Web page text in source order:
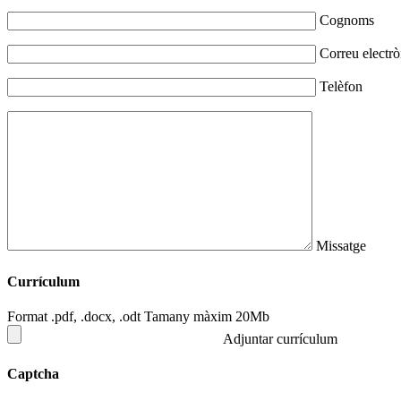
Cognoms
Correu
Telèfon
Missatge
Currículum
Format .pdf, .docx, .odt Tamany màxim 20Mb
Adjuntar currículum
Captcha